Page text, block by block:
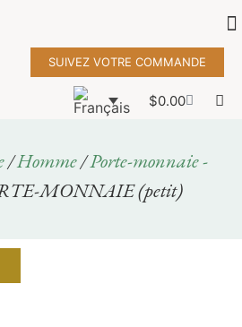
SUIVEZ VOTRE COMMANDE
$0.00
/Homme/Porte-monnaie -
MONNAIE (petit)